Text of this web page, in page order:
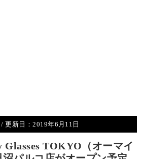
/ 更新日：2019年6月11日
Glasses TOKYO（オーマイ